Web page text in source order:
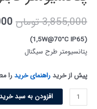
3,855,000تومان
(1,5W@70°C IP65)
پتانسیومتر طرح سیگنال
پیش از خریدراهنمای خریدرا
افزودن به سبد